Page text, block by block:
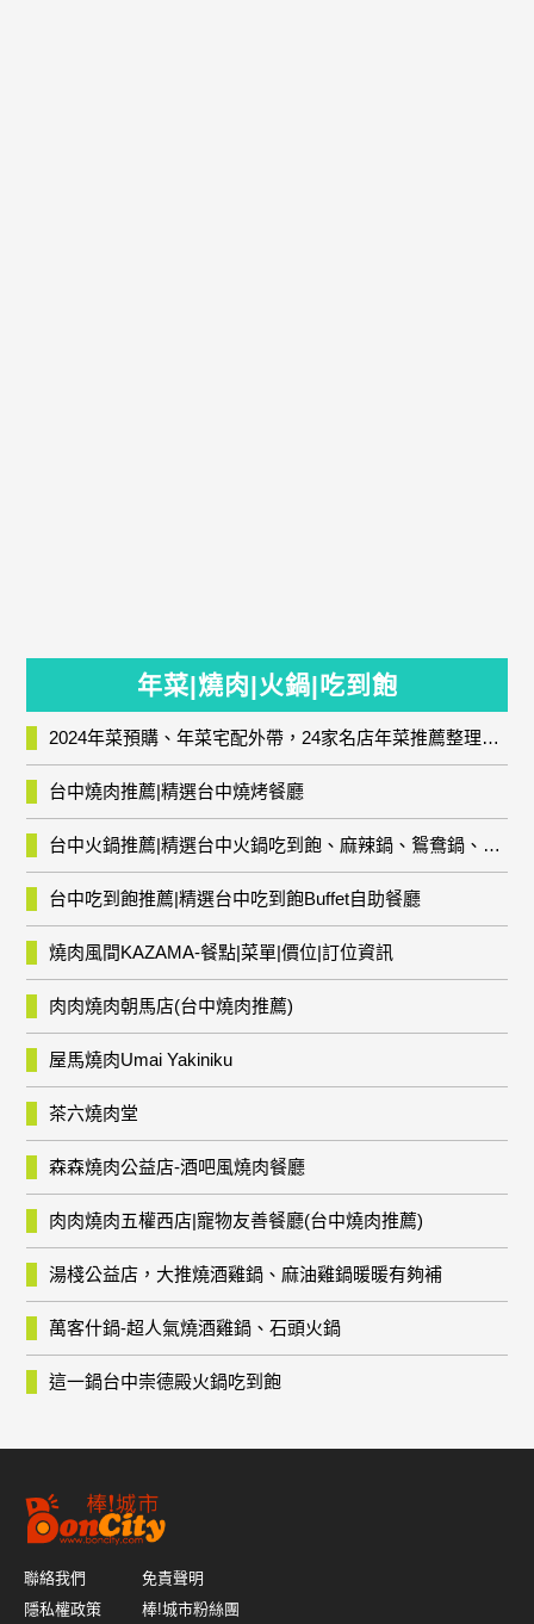
年菜|燒肉|火鍋|吃到飽
2024年菜預購、年菜宅配外帶，24家名店年菜推薦整理，圍爐輕鬆上菜團圓趣
台中燒肉推薦|精選台中燒烤餐廳
台中火鍋推薦|精選台中火鍋吃到飽、麻辣鍋、鴛鴦鍋、石頭火鍋、酸菜白肉鍋、海鮮鍋、燒酒雞、麻油雞、壽喜燒等熱門人氣火鍋店!
台中吃到飽推薦|精選台中吃到飽Buffet自助餐廳
燒肉風間KAZAMA-餐點|菜單|價位|訂位資訊
肉肉燒肉朝馬店(台中燒肉推薦)
屋馬燒肉Umai Yakiniku
茶六燒肉堂
森森燒肉公益店-酒吧風燒肉餐廳
肉肉燒肉五權西店|寵物友善餐廳(台中燒肉推薦)
湯棧公益店，大推燒酒雞鍋、麻油雞鍋暖暖有夠補
萬客什鍋-超人氣燒酒雞鍋、石頭火鍋
這一鍋台中崇德殿火鍋吃到飽
聯絡我們
免責聲明
隱私權政策
棒!城市粉絲團